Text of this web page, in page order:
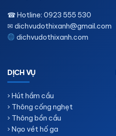
☎ Hotline: 0923 555 530
✉ dichvudothixanh@gmail.com
dichvudothixanh.com
DỊCH VỤ
› Hút hầm cầu
› Thông cống nghẹt
› Thông bồn cầu
› Nạo vét hố ga